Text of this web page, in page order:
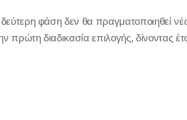
δεύτερη φάση δεν θα πραγματοποιηθεί
πρώτη διαδικασία επιλογής, δίνοντας